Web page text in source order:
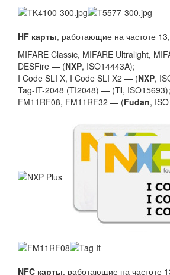
HF карты, работающие на частоте
MIFARE Classic, MIFARE Ultralight,
DESFire — (NXP, ISO14443A);
I Code SLI X, I Code SLI X2 — (NXP,
Tag-IT-2048 (TI2048) — (TI, ISO15693);
FM11RF08, FM11RF32 — (Fudan,
NFC карты, работающие на частоте